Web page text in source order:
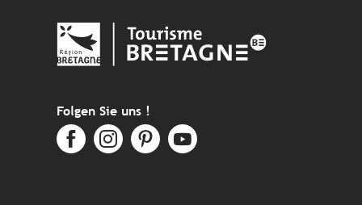
Folgen Sie uns !